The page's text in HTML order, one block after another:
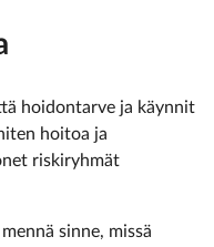
hoidontarve ja käynnit
hoitoa ja
riskiryhmät
sinne, missä